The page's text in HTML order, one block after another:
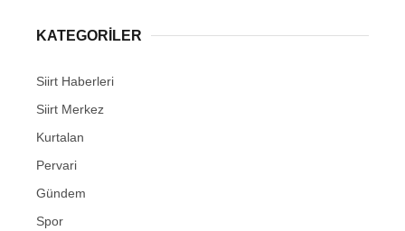
KATEGORİLER
Siirt Haberleri
Siirt Merkez
Kurtalan
Pervari
Gündem
Spor